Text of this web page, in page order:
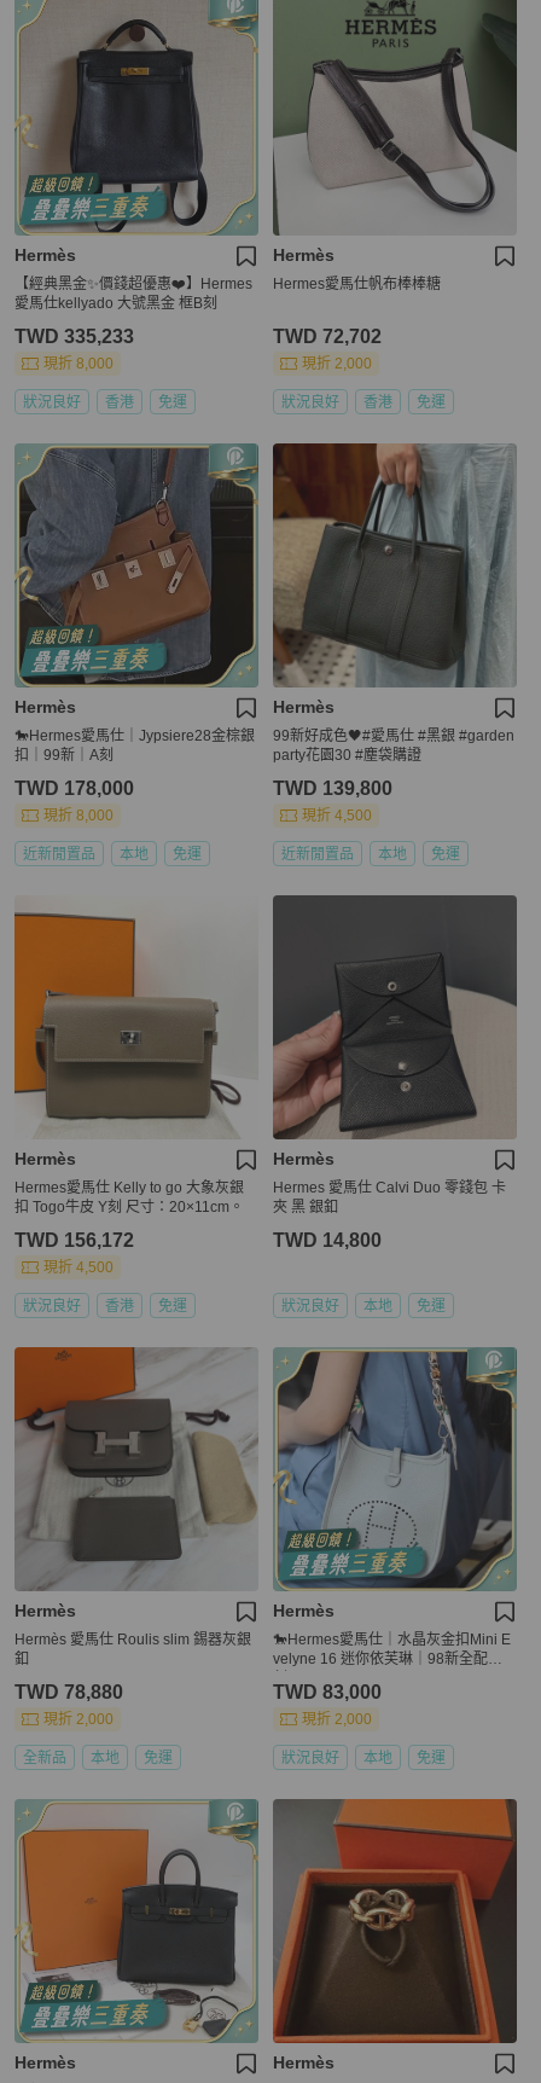
Hermès
【經典黑金✨價錢超優惠❤️】Hermes
愛馬仕kellyado 大號黑金 框B刻
TWD 335,233
現折 8,000
狀況良好 香港 免運
Hermès
Hermes愛馬仕帆布棒棒糖
TWD 72,702
現折 2,000
狀況良好 香港 免運
Hermès
🐎Hermes愛馬仕｜Jypsiere28金棕銀
扣｜99新｜A刻
TWD 178,000
現折 8,000
近新閒置品 本地 免運
Hermès
99新好成色🖤#愛馬仕 #黑銀 #garden
party花園30 #塵袋購證
TWD 139,800
現折 4,500
近新閒置品 本地 免運
Hermès
Hermes愛馬仕 Kelly to go 大象灰銀
扣 Togo牛皮 Y刻 尺寸：20×11cm。
TWD 156,172
現折 4,500
狀況良好 香港 免運
Hermès
Hermes 愛馬仕 Calvi Duo 零錢包 卡
夾 黑 銀釦
TWD 14,800
狀況良好 本地 免運
Hermès
Hermès 愛馬仕 Roulis slim 錫器灰銀
釦
TWD 78,880
現折 2,000
全新品 本地 免運
Hermès
🐎Hermes愛馬仕｜水晶灰金扣Mini E
velyne 16 迷你依芙琳｜98新全配｜B
TWD 83,000
現折 2,000
狀況良好 本地 免運
Hermès Hermès